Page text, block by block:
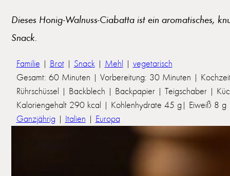
Dieses Honig-Walnuss-Ciabatta ist ein aromatisches,
Snack.
Familie | Brot| Snack| Mehl | vegetarisch
Gesamt: 60 Minuten | Vorbereitung: 30 Minuten |
Rührschüssel | Backblech | Backpapier | Teigschaber |
Kaloriengehalt 290 kcal | Kohlenhydrate 45 g| Eiweiß 8
Ganzjährig | Italien | Europa